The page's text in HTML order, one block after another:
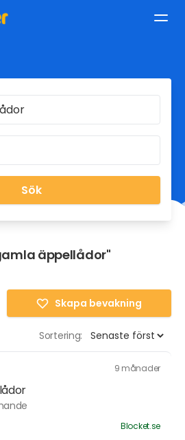
Sök
äppellådor"
Skapa bevakning
Sortering:
9 månader
Blocket.se